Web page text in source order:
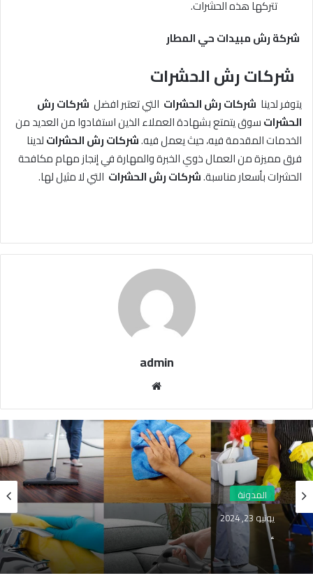
تتركها هذه الحشرات.
شركة رش مبيدات حي المطار
شركات رش الحشرات
يتوفر لدينا شركات رش الحشرات التي تعتبر افضل شركات رش
الحشراتسوق يتمتع بشهادة العملاء الذين استفادوا من العديد من
الخدمات المقدمة فيه، حيث يعمل فيه.شركات رش الحشراتلدينا
فرق مميزة من العمال ذوي الخبرة والمهارة في إنجاز مهام مكافحة
الحشرات بأسعار مناسبة.شركات رش الحشرات التي لا مثيل لها.
admin
المدونة
يونيو 23, 2024
أفضل طرق تنظيف المنزل بسرعة وكفاءة